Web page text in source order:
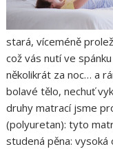
stará, víceméně
což vás nutí ve
několikrát za noc… a
bolavé tělo, nechuť
druhy matrací jsme
(polyuretan): tyto
studená pěna: